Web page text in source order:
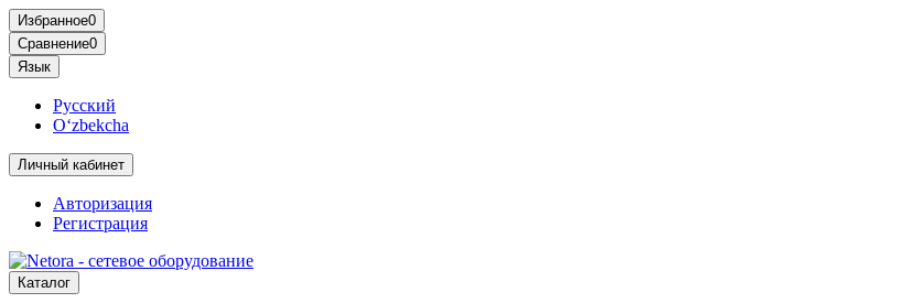
Избранное0
Сравнение0
Язык
Русский
O‘zbekcha
Личный кабинет
Авторизация
Регистрация
Каталог